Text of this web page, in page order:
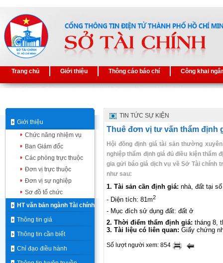
Trang chủ Giới thiệu Thông cáo báo chí Công khai
Giới thiệu
Chức năng nhiệm vụ
Ban Giám đốc
Các phòng trực thuộc
Đơn vị trực thuộc
Đơn vị sự nghiệp
Sơ đồ tổ chức
HT văn bản ngành Tài chính
Thông tin giá
Thông tin cần biết
Chỉ đạo điều hành
TIN TỨC SỰ KIỆN
Thuê đơn vị tư vấn thẩm định
Hội đồng định giá tài sản thường
nghiệp thẩm định giá đủ điều kiện thẩm
gia gửi báo giá dịch vụ về Sở Tài chính
như sau:
1. Tài sản cần định giá: nhà, đất tại
- Diện tích: 81m2
- Mục đích sử dụng đất: đất ở
2. Thời điểm thẩm định giá: tháng 8,
3. Tài liệu có liên quan: Giấy chứng
Số lượt người xem: 854